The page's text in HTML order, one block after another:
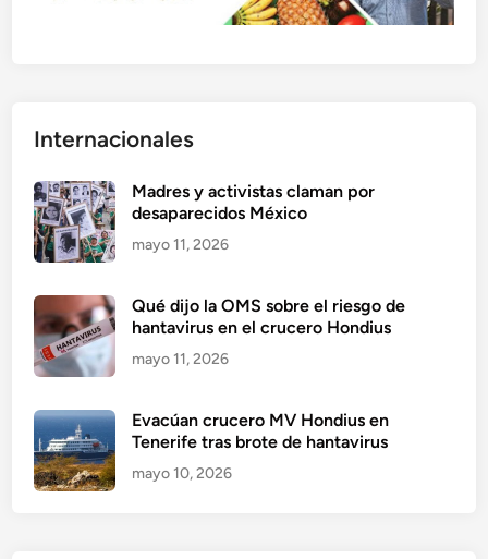
Internacionales
Madres y activistas claman por
desaparecidos México
mayo 11, 2026
Qué dijo la OMS sobre el riesgo de
hantavirus en el crucero Hondius
mayo 11, 2026
Evacúan crucero MV Hondius en
Tenerife tras brote de hantavirus
mayo 10, 2026